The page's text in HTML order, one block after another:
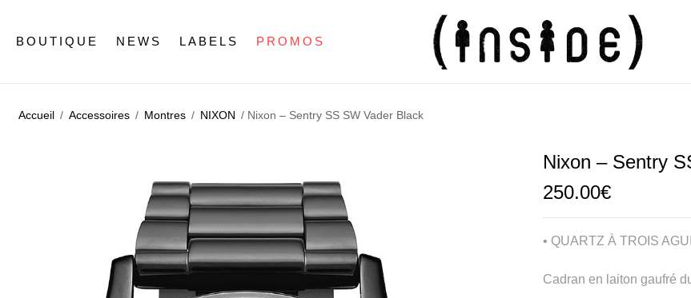
BOUTIQUE NEWS LABELS PROMOS
Accueil / Accessoires / Montres / NIXON / Nixon – Sentry SS SW Vader Black
Nixon – Sentry
250.00€
• QUARTZ À TROIS
Cadran en laiton gaufré